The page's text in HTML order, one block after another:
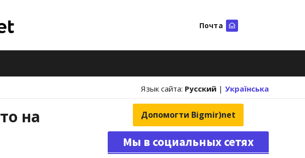
Почта
Язык сайта: Русский | Українська
на Допомогти Bigmir)net
Мы в социальных сетях